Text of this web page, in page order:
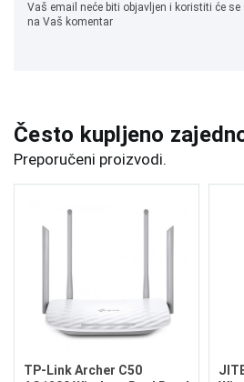
Vaš email neće biti objavljen i koristiti će
na Vaš komentar
Često kupljeno
Preporučeni proizvodi.
TP-Link Archer C50